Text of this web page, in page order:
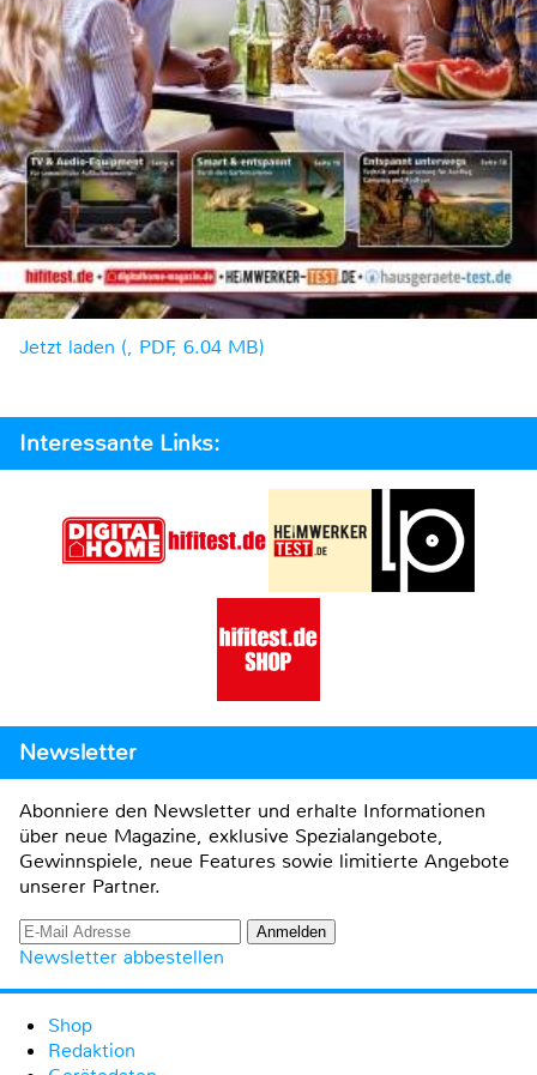
Jetzt laden (, PDF, 6.04 MB)
Interessante Links:
Newsletter
Abonniere den Newsletter und erhalte Informationen
über neue Magazine, exklusive Spezialangebote,
Gewinnspiele, neue Features sowie limitierte Angebote
unserer Partner.
Newsletter abbestellen
Shop
Redaktion